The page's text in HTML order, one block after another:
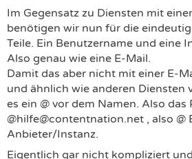
Im Gegensatz zu Diensten mit
benötigen wir nun für die
Teile. Ein Benutzername und eine
Also genau wie eine E-Mail.
Damit das aber nicht mit einer E-
und ähnlich wie anderen Diensten
es ein @ vor dem Namen. Also das
@hilfe@contentnation.net , also @
Anbieter/Instanz.
Eigentlich gar nicht kompliziert